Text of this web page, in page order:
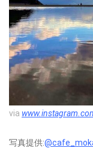
via
写真提供: